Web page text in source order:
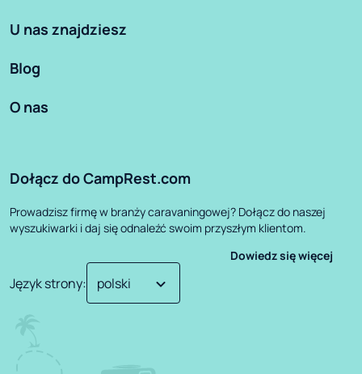
U nas znajdziesz
Blog
O nas
Dołącz do CampRest.com
Prowadzisz firmę w branży caravaningowej? Dołącz do naszej
wyszukiwarki i daj się odnaleźć swoim przyszłym klientom.
Dowiedz się więcej
Język strony: